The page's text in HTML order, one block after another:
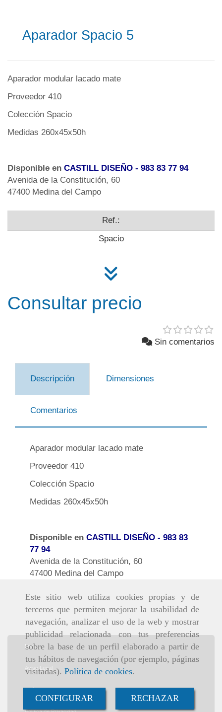
Este sitio web utiliza cookies propias y de
terceros que permiten mejorar la usabilidad de
navegación, analizar el uso de la web y mostrar
publicidad relacionada con tus preferencias
sobre la base de un perfil elaborado a partir de
tus hábitos de navegación (por ejemplo, páginas
visitadas). Política de cookies.
CONFIGURAR RECHAZAR
Aparador Spacio 5
Aparador modular lacado mate
Proveedor 410
Colección Spacio
Medidas 260x45x50h
Disponible en CASTILL DISEÑO - 983 83 77 94
Avenida de la Constitución, 60
47400 Medina del Campo
Ref.:
Spacio
Consultar precio
Sin comentarios
Descripción Dimensiones
Comentarios
Aparador modular lacado mate
Proveedor 410
Colección Spacio
Medidas 260x45x50h
Disponible en CASTILL DISEÑO - 983 83
77 94
Avenida de la Constitución, 60
47400 Medina del Campo
Inicio
Aviso Legal
Política de cookies